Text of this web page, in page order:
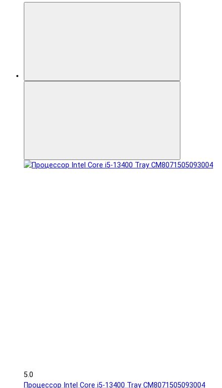
5.0
Процессор Intel Core i5-13400 Tray CM8071505093004